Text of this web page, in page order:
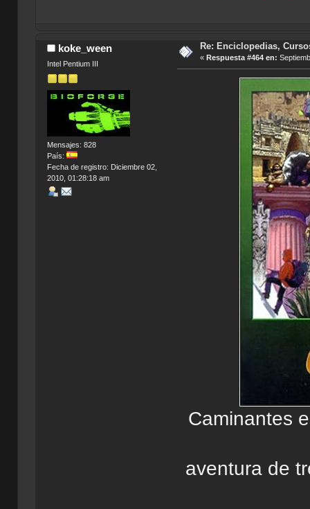
koke_ween
Intel Pentium III
Mensajes: 828
País:
Fecha de registro: Diciembre 02,
2010, 01:28:18 am
Re: Enciclopedias,
« Respuesta #464 en:
Caminantes
aventura de